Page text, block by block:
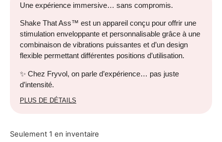
Une expérience immersive… sans compromis.
Shake That Ass™ est un appareil conçu pour offrir une
stimulation enveloppante et personnalisable grâce à une
combinaison de vibrations puissantes et d’un design
flexible permettant différentes positions d’utilisation.
✨ Chez Fryvol, on parle d’expérience… pas juste
d’intensité.
PLUS DE DÉTAILS
Seulement 1 en inventaire